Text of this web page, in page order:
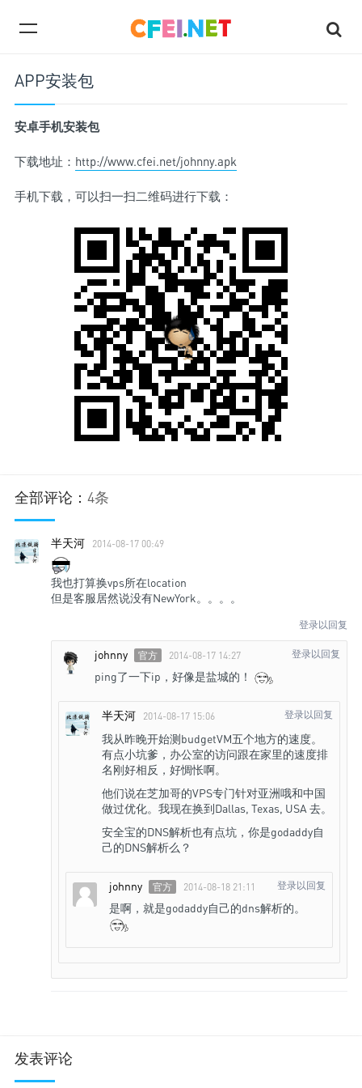
APP安装包
安卓手机安装包
下载地址： http://www.cfei.net/johnny.apk
手机下载，可以扫一扫二维码进行下载：
全部评论： 4条
半天河 2014-08-17 00:49
我也打算换vps所在location
但是客服居然说没有NewYork。。。。
登录以回复
johnny 官方 2014-08-17 14:27
ping了一下ip，好像是盐城的！
登录以回复
半天河 2014-08-17 15:06
我从昨晚开始测budgetVM五个地方的速度。
有点小坑爹，办公室的访问跟在家里的速度排
名刚好相反，好惆怅啊。
他们说在芝加哥的VPS专门针对亚洲哦和中国
做过优化。我现在换到Dallas, Texas, USA 去。
安全宝的DNS解析也有点坑，你是godaddy自
己的DNS解析么？
登录以回复
johnny 官方 2014-08-18 21:11
是啊，就是godaddy自己的dns解析的。
登录以回复
发表评论